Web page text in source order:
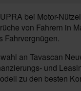
bei Motor-
von Fahrern in
Fahrvergnügen.
an Tavascan
und
zu den besten